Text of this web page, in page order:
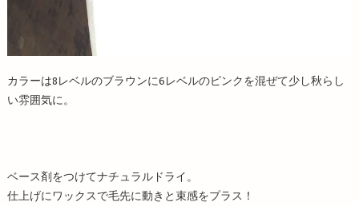
カラーは8レベルのブラウンに6レベルのピンクを混ぜて少し秋らし
い雰囲気に。
ベース剤をつけてナチュラルドライ。
仕上げにワックスで毛先に動きと束感をプラス！